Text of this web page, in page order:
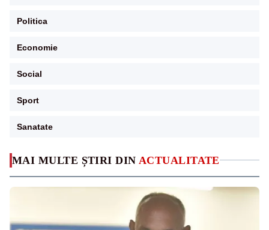
MAI MULTE ȘTIRI DIN ACTUALITATE
Politica
Economie
Social
Sport
Sanatate